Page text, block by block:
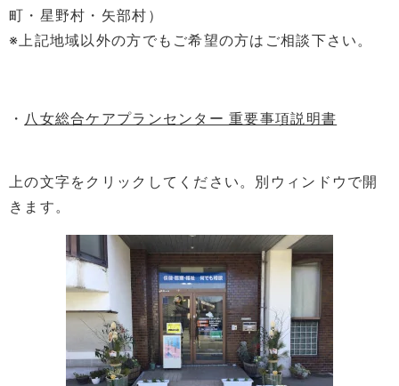
町・星野村・矢部村）
※上記地域以外の方でもご希望の方はご相談下さい。
・ 八女総合ケアプランセンター 重要事項説明書
上の文字をクリックしてください。別ウィンドウで開
きます。